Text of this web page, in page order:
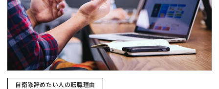
自衛隊辞めたい人の転職理由